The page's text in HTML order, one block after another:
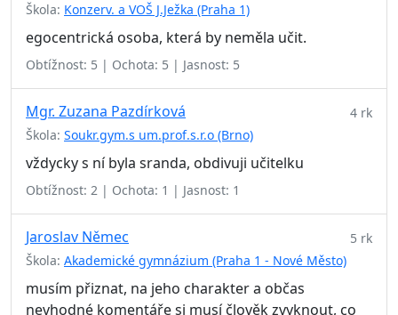
Škola: Konzerv. a VOŠ J.Ježka (Praha 1)
egocentrická osoba, která by neměla učit.
Obtížnost: 5 | Ochota: 5 | Jasnost: 5
Mgr. Zuzana Pazdírková
Škola: Soukr.gym.s um.prof.s.r.o (Brno)
4 rk
vždycky s ní byla sranda, obdivuji učitelku
Obtížnost: 2 | Ochota: 1 | Jasnost: 1
Jaroslav Němec
Škola: Akademické gymnázium (Praha 1 - Nové Město)
5 rk
musím přiznat, na jeho charakter a občas
nevhodné komentáře si musí člověk zvyknout, co